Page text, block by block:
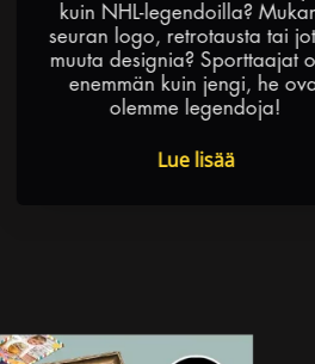
kuin NHL-legendoilla? Mukana
seuran logo, retrotausta tai jotain
muuta designia? Sporttaajat ovat
enemmän kuin jengi, he ovat
olemme legendoja!
Lue lisää